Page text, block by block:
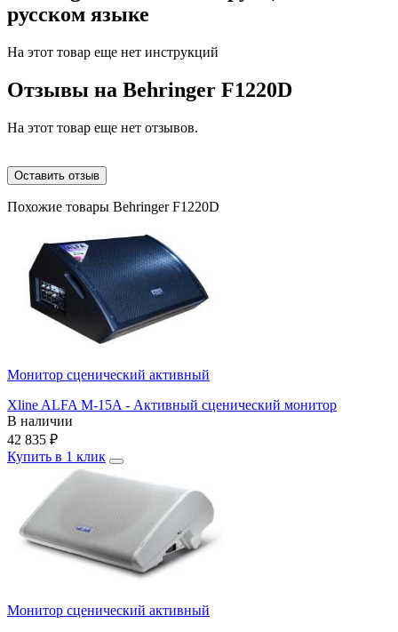
русском языке
На этот товар еще нет инструкций
Отзывы на Behringer F1220D
На этот товар еще нет отзывов.
Оставить отзыв
Похожие товары Behringer F1220D
Монитор сценический активный
Xline ALFA M-15A - Активный сценический монитор
В наличии
42 835 ₽
Купить в 1 клик
Монитор сценический активный